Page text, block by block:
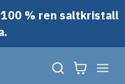
% ren saltkristall